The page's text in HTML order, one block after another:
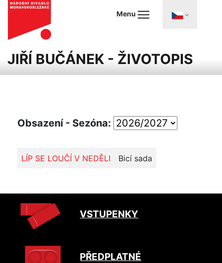
Menu
JIŘÍ BUČÁNEK - ŽIVOTOPIS
Obsazení - Sezóna:
LÍP SE LOUČÍ V NEDĚLI Bicí sada
VSTUPENKY
PŘEDPLATNÉ